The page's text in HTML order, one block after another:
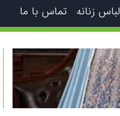
لباس زنانه تماس با ما